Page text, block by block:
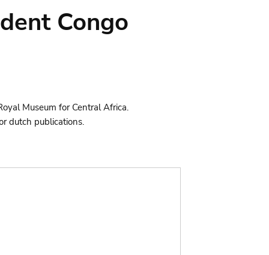
Congo
Museum for Central Africa.
dutch publications.